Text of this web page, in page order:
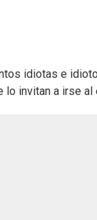
idiotas e
lo invitan a irse